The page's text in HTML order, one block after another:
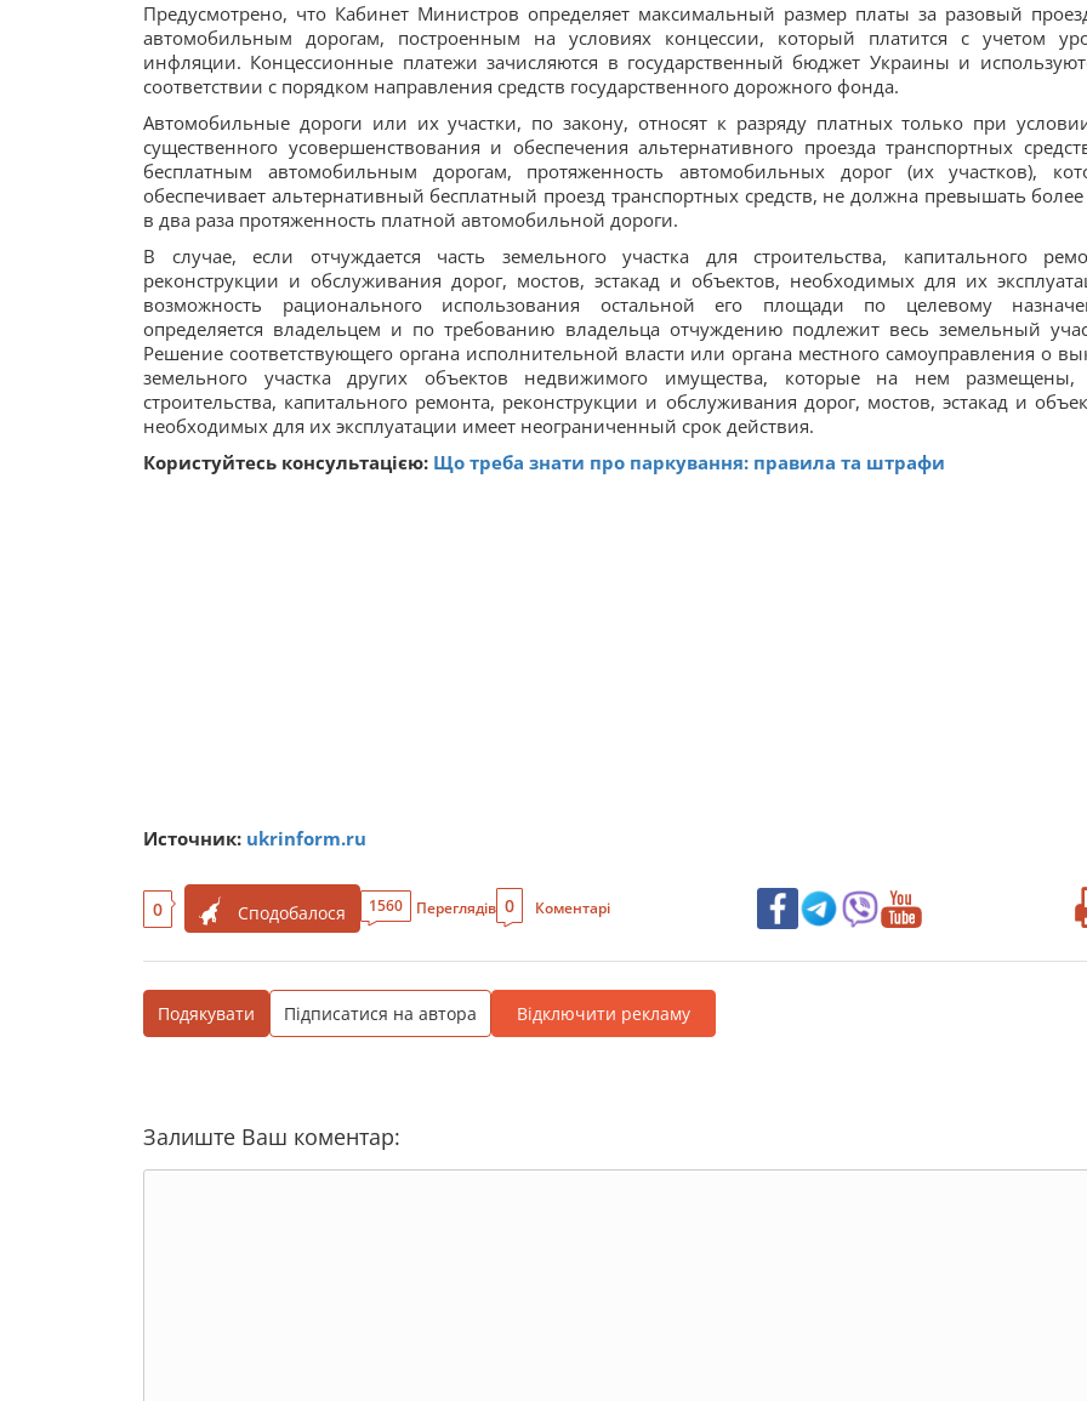
Предусмотрено, что Кабинет Министров определяет максимальный размер платы за разовый
автомобильным дорогам, построенным на условиях концессии, который платится с учетом
инфляции. Концессионные платежи зачисляются в государственный бюджет Украины и
соответствии с порядком направления средств государственного дорожного фонда.
Автомобильные дороги или их участки, по закону, относят к разряду платных только при
существенного усовершенствования и обеспечения альтернативного проезда транспортных
бесплатным автомобильным дорогам, протяженность автомобильных дорог (их участков),
обеспечивает альтернативный бесплатный проезд транспортных средств, не должна превышать
в два раза протяженность платной автомобильной дороги.
В случае, если отчуждается часть земельного участка для строительства, капитального
реконструкции и обслуживания дорог, мостов, эстакад и объектов, необходимых для их
возможность рационального использования остальной его площади по целевому
определяется владельцем и по требованию владельца отчуждению подлежит весь земельный
Решение соответствующего органа исполнительной власти или органа местного самоуправления о
земельного участка других объектов недвижимого имущества, которые на нем размещены,
строительства, капитального ремонта, реконструкции и обслуживания дорог, мостов, эстакад и
необходимых для их эксплуатации имеет неограниченный срок действия.
Користуйтесь консультацією: Що треба знати про паркування: правила та штрафи
Источник: ukrinform.ru
0 Сподобалося 1560 Переглядів 0 Коментарі
Подякувати Підписатися на автора Відключити рекламу
Залиште Ваш коментар: